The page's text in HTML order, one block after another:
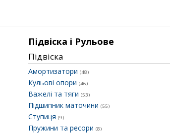
Підвіска і Рульове
Підвіска
Амортизатори (48)
Кульові опори (46)
Важелі та тяги (53)
Підшипник маточини (55)
Ступиця (9)
Пружини та ресори (8)